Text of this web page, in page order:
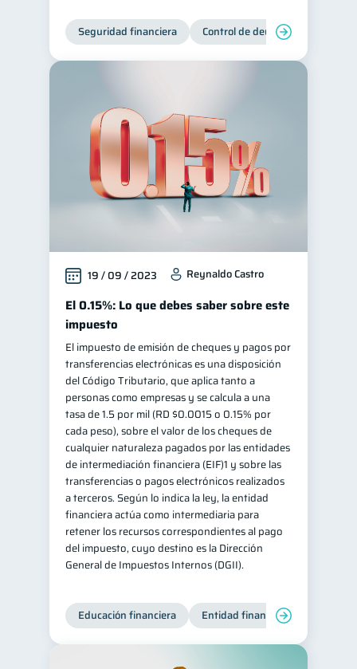
Seguridad financiera Control de deudas
19 / 09 / 2023 Reynaldo Castro
El 0.15%: Lo que debes saber sobre este
impuesto
El impuesto de emisión de cheques y pagos por
transferencias electrónicas es una disposición
del Código Tributario, que aplica tanto a
personas como empresas y se calcula a una
tasa de 1.5 por mil (RD $0.0015 o 0.15% por
cada peso), sobre el valor de los cheques de
cualquier naturaleza pagados por las entidades
de intermediación financiera (EIF)1 y sobre las
transferencias o pagos electrónicos realizados
a terceros. Según lo indica la ley, la entidad
financiera actúa como intermediaria para
retener los recursos correspondientes al pago
del impuesto, cuyo destino es la Dirección
General de Impuestos Internos (DGII).
Educación financiera Entidad financiera